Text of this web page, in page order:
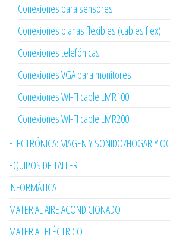
Conexiones para sensores
Conexiones planas flexibles (cables flex)
Conexiones telefónicas
Conexiones VGA para monitores
Conexiones WI-FI cable LMR100
Conexiones WI-FI cable LMR200
ELECTRÓNICA:IMAGEN Y SONIDO/HOGAR Y
EQUIPOS DE TALLER
INFORMÁTICA
MATERIAL AIRE ACONDICIONADO
MATERIAL ELÉCTRICO